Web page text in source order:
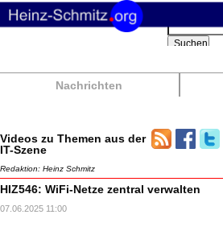
Nachrichten
Suchbegriffe
Suchen
Videos zu Themen aus der
IT-Szene
Redaktion: Heinz Schmitz
HIZ546: WiFi-Netze zentral verwalten
07.06.2025 11:00